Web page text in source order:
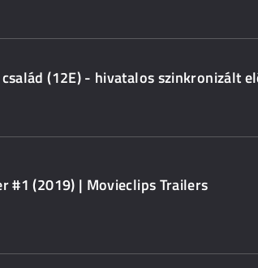
(12E) - hivatalos szinkronizált
#1 (2019) | Movieclips Trailers